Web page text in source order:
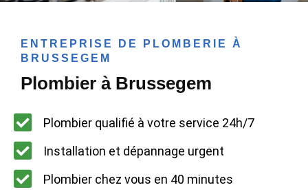
ENTREPRISE DE PLOMBERIE À
BRUSSEGEM
Plombier à Brussegem
Plombier qualifié à votre service 24h/7
Installation et dépannage urgent
Plombier chez vous en 40 minutes